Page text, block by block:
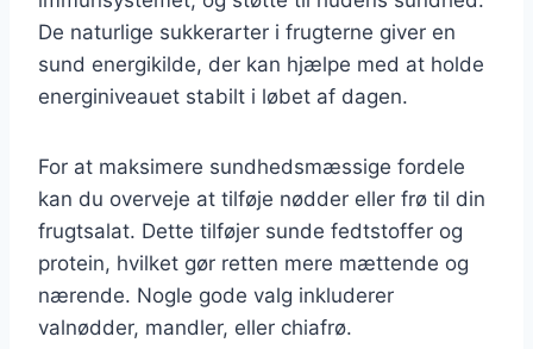
De naturlige sukkerarter i frugterne giver en
sund energikilde, der kan hjælpe med at holde
energiniveauet stabilt i løbet af dagen.
For at maksimere sundhedsmæssige fordele
kan du overveje at tilføje nødder eller frø til din
frugtsalat. Dette tilføjer sunde fedtstoffer og
protein, hvilket gør retten mere mættende og
nærende. Nogle gode valg inkluderer
valnødder, mandler, eller chiafrø.